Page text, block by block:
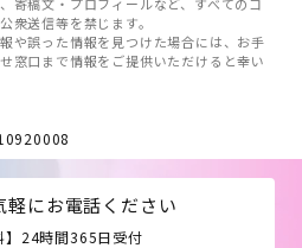
衆送信等を禁じます。
や誤った情報を見つけた場合には、お手
窓口まで情報をご提供いただけると幸い
軽にお電話ください
】24時間365日受付